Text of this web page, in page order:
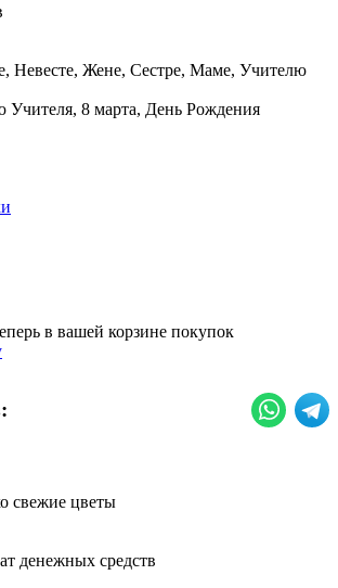
Невесте, Жене, Сестре, Маме, Учителю
Учителя, 8 марта, День Рождения
в вашей корзине покупок
свежие цветы
денежных средств